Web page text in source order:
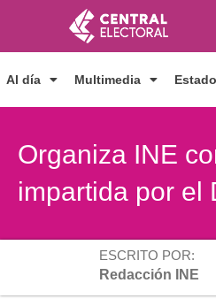
contenido
Al día Multimedia
Organiza INE
impartida por el
ESCRITO POR:
Redacción INE